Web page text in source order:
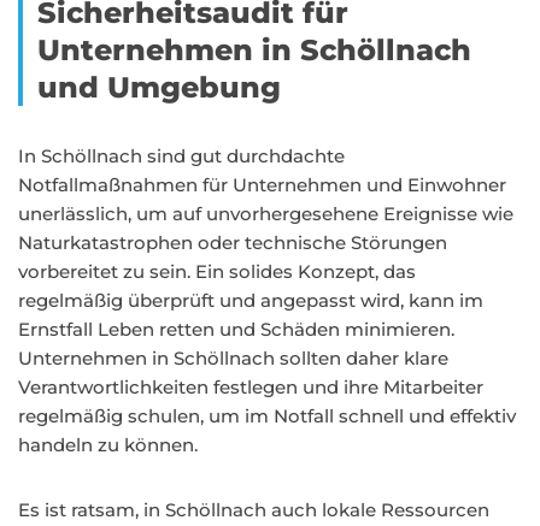
Sicherheitsaudit für
Unternehmen in Schöllnach
und Umgebung
In Schöllnach sind gut durchdachte
Notfallmaßnahmen für Unternehmen und Einwohner
unerlässlich, um auf unvorhergesehene Ereignisse wie
Naturkatastrophen oder technische Störungen
vorbereitet zu sein. Ein solides Konzept, das
regelmäßig überprüft und angepasst wird, kann im
Ernstfall Leben retten und Schäden minimieren.
Unternehmen in Schöllnach sollten daher klare
Verantwortlichkeiten festlegen und ihre Mitarbeiter
regelmäßig schulen, um im Notfall schnell und effektiv
handeln zu können.
Es ist ratsam, in Schöllnach auch lokale Ressourcen